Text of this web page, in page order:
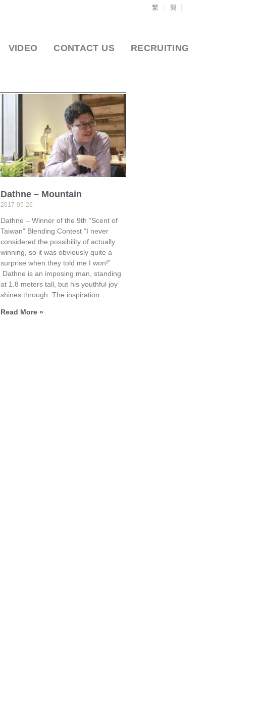
繁 簡
VIDEO CONTACT US RECRUITING
Dathne – Mountain
2017-05-26
Dathne – Winner of the 9th “Scent of
Taiwan” Blending Contest “I never
considered the possibility of actually
winning, so it was obviously quite a
surprise when they told me I won!”
Dathne is an imposing man, standing
at 1.8 meters tall, but his youthful joy
shines through. The inspiration
Read More »